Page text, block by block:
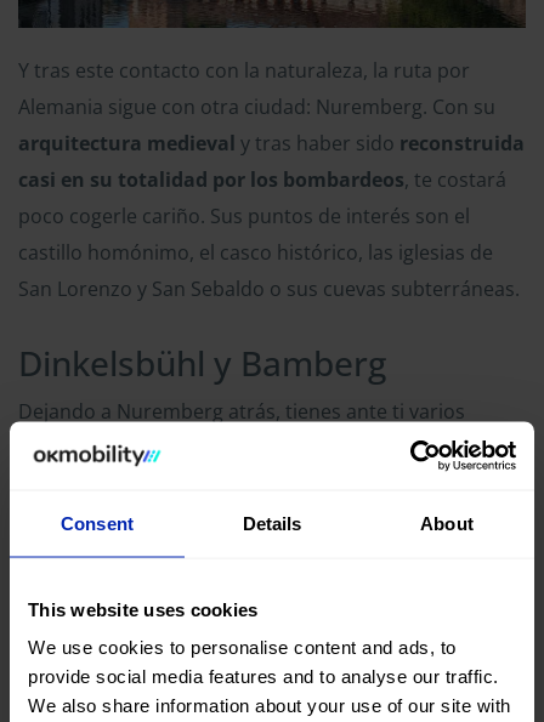
Consent Details About
This website uses cookies
We use cookies to personalise content and ads, to
provide social media features and to analyse our traffic.
We also share information about your use of our site with
Y tras este contacto con la naturaleza, la ruta por
Alemania sigue con otra ciudad: Nuremberg. Con su
arquitectura medieval y tras haber sido reconstruida
casi en su totalidad por los bombardeos, te costará
poco cogerle cariño. Sus puntos de interés son el
castillo homónimo, el casco histórico, las iglesias de
San Lorenzo y San Sebaldo o sus cuevas subterráneas.
Dinkelsbühl y Bamberg
Dejando a Nuremberg atrás, tienes ante ti varios
pueblos medievales que también vale la pena visitar.
pero no los únicos, así que distribuye tu tiempo y
atrévete a explorar toda esta región. El primero,
arrasada por los bombardeos. Además de la
belleza
de sus calles y del colorido de las fachadas, tiene un